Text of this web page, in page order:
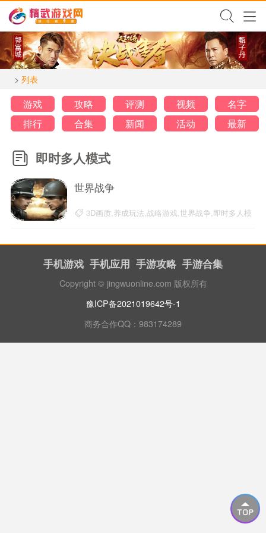
> 列表
游戏 攻略 评测 视频
名字
排行
合集 新闻 活动 最新
即时多人模式
世界战争
3D画质,养成玩法,战略游戏,世界战争,即时多人模
手机游戏 手机应用 手游攻略 手游合集
Copyright © jingwuonline.com 版权所有
豫ICP备2021019642号-1
商务合作QQ：983174289